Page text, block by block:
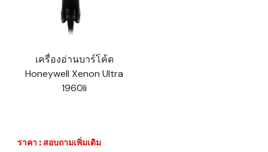
เครื่องอ่านบาร์โค้ด
Honeywell Xenon Ultra
1960li
ราคา : สอบถามเพิ่มเติม